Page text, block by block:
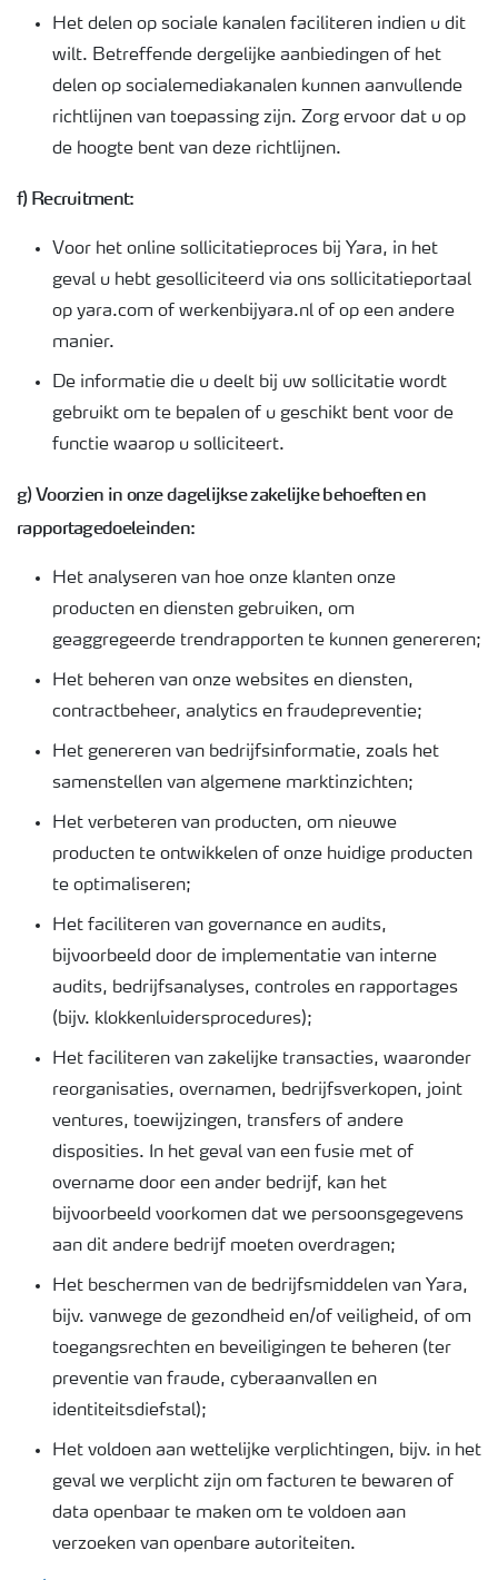
Het delen op sociale kanalen faciliteren indien u dit
wilt. Betreffende dergelijke aanbiedingen of het
delen op socialemediakanalen kunnen aanvullende
richtlijnen van toepassing zijn. Zorg ervoor dat u op
de hoogte bent van deze richtlijnen.
f) Recruitment:
Voor het online sollicitatieproces bij Yara, in het
geval u hebt gesolliciteerd via ons sollicitatieportaal
op yara.com of werkenbijyara.nl of op een andere
manier.
De informatie die u deelt bij uw sollicitatie wordt
gebruikt om te bepalen of u geschikt bent voor de
functie waarop u solliciteert.
g) Voorzien in onze dagelijkse zakelijke behoeften en
rapportagedoeleinden:
Het analyseren van hoe onze klanten onze
producten en diensten gebruiken, om
geaggregeerde trendrapporten te kunnen genereren;
Het beheren van onze websites en diensten,
contractbeheer, analytics en fraudepreventie;
Het genereren van bedrijfsinformatie, zoals het
samenstellen van algemene marktinzichten;
Het verbeteren van producten, om nieuwe
producten te ontwikkelen of onze huidige producten
te optimaliseren;
Het faciliteren van governance en audits,
bijvoorbeeld door de implementatie van interne
audits, bedrijfsanalyses, controles en rapportages
(bijv. klokkenluidersprocedures);
Het faciliteren van zakelijke transacties, waaronder
reorganisaties, overnamen, bedrijfsverkopen, joint
ventures, toewijzingen, transfers of andere
disposities. In het geval van een fusie met of
overname door een ander bedrijf, kan het
bijvoorbeeld voorkomen dat we persoonsgegevens
aan dit andere bedrijf moeten overdragen;
Het beschermen van de bedrijfsmiddelen van Yara,
bijv. vanwege de gezondheid en/of veiligheid, of om
toegangsrechten en beveiligingen te beheren (ter
preventie van fraude, cyberaanvallen en
identiteitsdiefstal);
Het voldoen aan wettelijke verplichtingen, bijv. in het
geval we verplicht zijn om facturen te bewaren of
data openbaar te maken om te voldoen aan
verzoeken van openbare autoriteiten.